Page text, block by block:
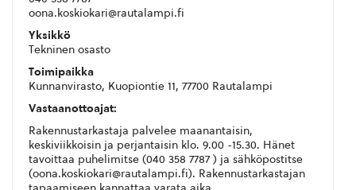
oona.koskiokari@rautalampi.fi
Yksikkö
Tekninen osasto
Toimipaikka
Kunnanvirasto, Kuopiontie 11, 77700 Rautalampi
Vastaanottoajat:
Rakennustarkastaja palvelee maanantaisin,
keskiviikkoisin ja perjantaisin klo. 9.00 -15.30. Hänet
tavoittaa puhelimitse (040 358 7787 ) ja sähköpostitse
(oona.koskiokari@rautalampi.fi). Rakennustarkastajan